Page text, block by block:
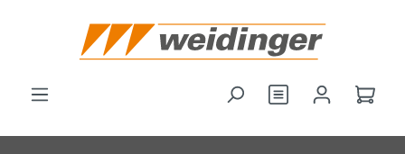
principale
Hai 0 articoliIl